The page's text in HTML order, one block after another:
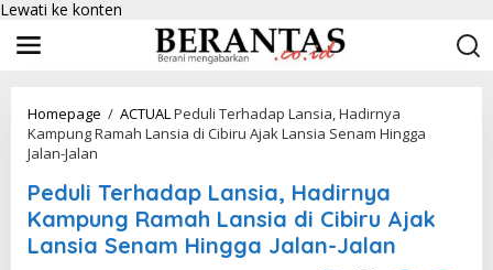
Lewati ke konten
Homepage / ACTUALPeduli Terhadap Lansia, Hadirnya
Kampung Ramah Lansia di Cibiru Ajak Lansia Senam Hingga
Jalan-Jalan
Peduli Terhadap Lansia, Hadirnya
Kampung Ramah Lansia di Cibiru Ajak
Lansia Senam Hingga Jalan-Jalan